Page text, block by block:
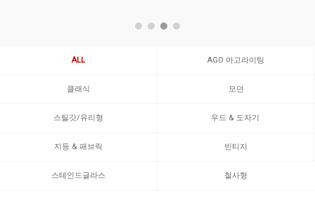
ALL AGO 아고라이팅
클래식 모던
스틸갓/유리형 우드 & 도자기
지등 & 패브릭 빈티지
스테인드글라스 철사형